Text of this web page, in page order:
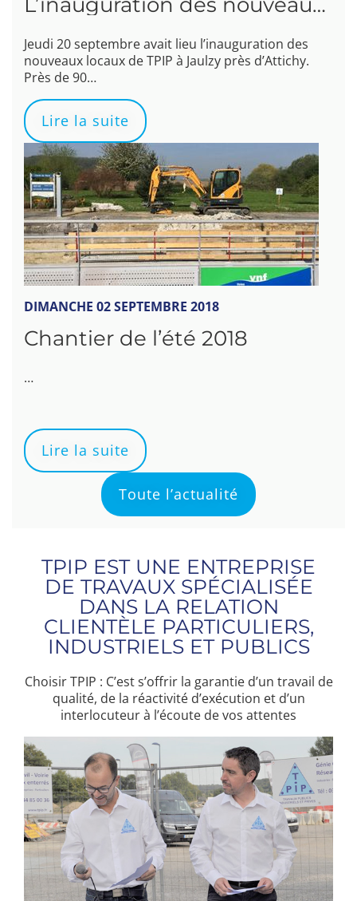
L’inauguration des nouveaux locaux de TPIP le 20 septembre 2018
Jeudi 20 septembre avait lieu l’inauguration des
nouveaux locaux de TPIP à Jaulzy près d’Attichy.
Près de 90…
Lire la suite
DIMANCHE 02 SEPTEMBRE 2018
Chantier de l’été 2018
…
Lire la suite
Toute l’actualité
TPIP EST UNE ENTREPRISE
DE TRAVAUX SPÉCIALISÉE
DANS LA RELATION
CLIENTÈLE PARTICULIERS,
INDUSTRIELS ET PUBLICS
Choisir TPIP : C’est s’offrir la garantie d’un travail de
qualité, de la réactivité d’exécution et d’un
interlocuteur à l’écoute de vos attentes